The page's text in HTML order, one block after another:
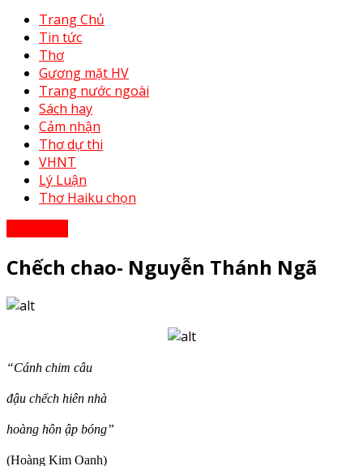
Trang Chủ
Tin tức
Thơ
Gương mặt HV
Trang nước ngoài
Sách hay
Cảm nhận
Thơ dự thi
VHNT
Lý Luận
Thơ Haiku chọn
Chếch chao- Nguyễn Thánh Ngã
“Cánh chim câu
đậu chếch hiên nhà
hoàng hôn ập bóng”
(Hoàng Kim Oanh)